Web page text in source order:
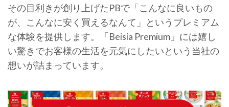
その目利きが創り上げたPBで「こんなに良いもの
が、こんなに安く買えるなんて」というプレミアム
な体験を提供します。「Beisia Premium」には嬉し
い驚きでお客様の生活を元気にしたいという当社の
想いが詰まっています。